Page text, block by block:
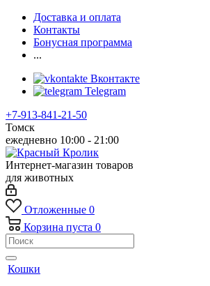
Доставка и оплата
Контакты
Бонусная программа
...
Вконтакте
Telegram
+7-913-841-21-50
Томск
ежедневно 10:00 - 21:00
Интернет-магазин товаров
для животных
Отложенные 0
Корзина пуста 0
Кошки